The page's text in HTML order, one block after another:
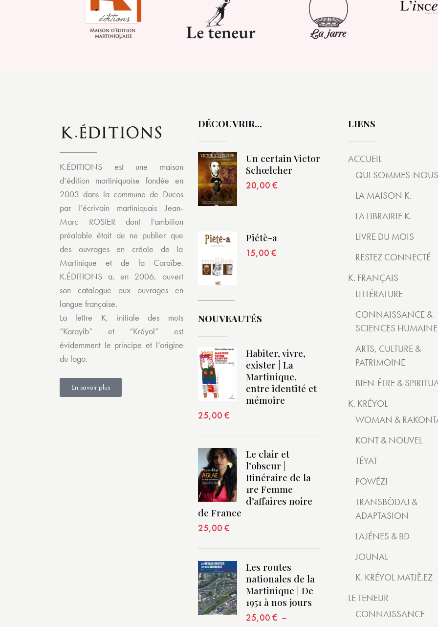
K.ÉDITIONS est une maison
d’édition martiniquaise fondée en
2003 dans la commune de Ducos
par l’écrivain martiniquais Jean-
Marc ROSIER dont l’ambition
préalable était de ne publier que
des ouvrages en créole de la
Martinique et de la Caraïbe.
K.ÉDITIONS a, en 2006, ouvert
son catalogue aux ouvrages en
langue française.
La lettre K, initiale des mots
“Karayib” et “Kréyol” est
évidemment le principe et l’origine
du logo.
En savoir plus
DÉCOUVRIR…
Un certain Victor
Schœlcher
20,00 €
Piétè-a
15,00 €
NOUVEAUTÉS
Habiter, vivre,
exister | La
Martinique,
entre identité et
mémoire
25,00 €
Le clair et
l’obscur |
Itinéraire de la
1re Femme
d’affaires noire
de France
25,00 €
Les routes
nationales de la
Martinique | De
1951 à nos jours
25,00 € –
LIENS
ACCUEIL
QUI SOMMES-
LA MAISON K.
LA LIBRAIRIE K.
LIVRE DU MOIS
RESTEZ CONNECTÉ
K. FRANÇAIS
LITTÉRATURE
CONNAISSANCE &
SCIENCES
ARTS, CULTURE &
PATRIMOINE
BIEN-ÊTRE &
K. KRÉYOL
WOMAN &
KONT & NOUVEL
TÉYAT
POWÉZI
TRANSBÒDAJ &
ADAPTASION
LAJÉNES & BD
JOUNAL
K. KRÉYOL MATJÈ.EZ
LE TENEUR
CONNAISSANCE